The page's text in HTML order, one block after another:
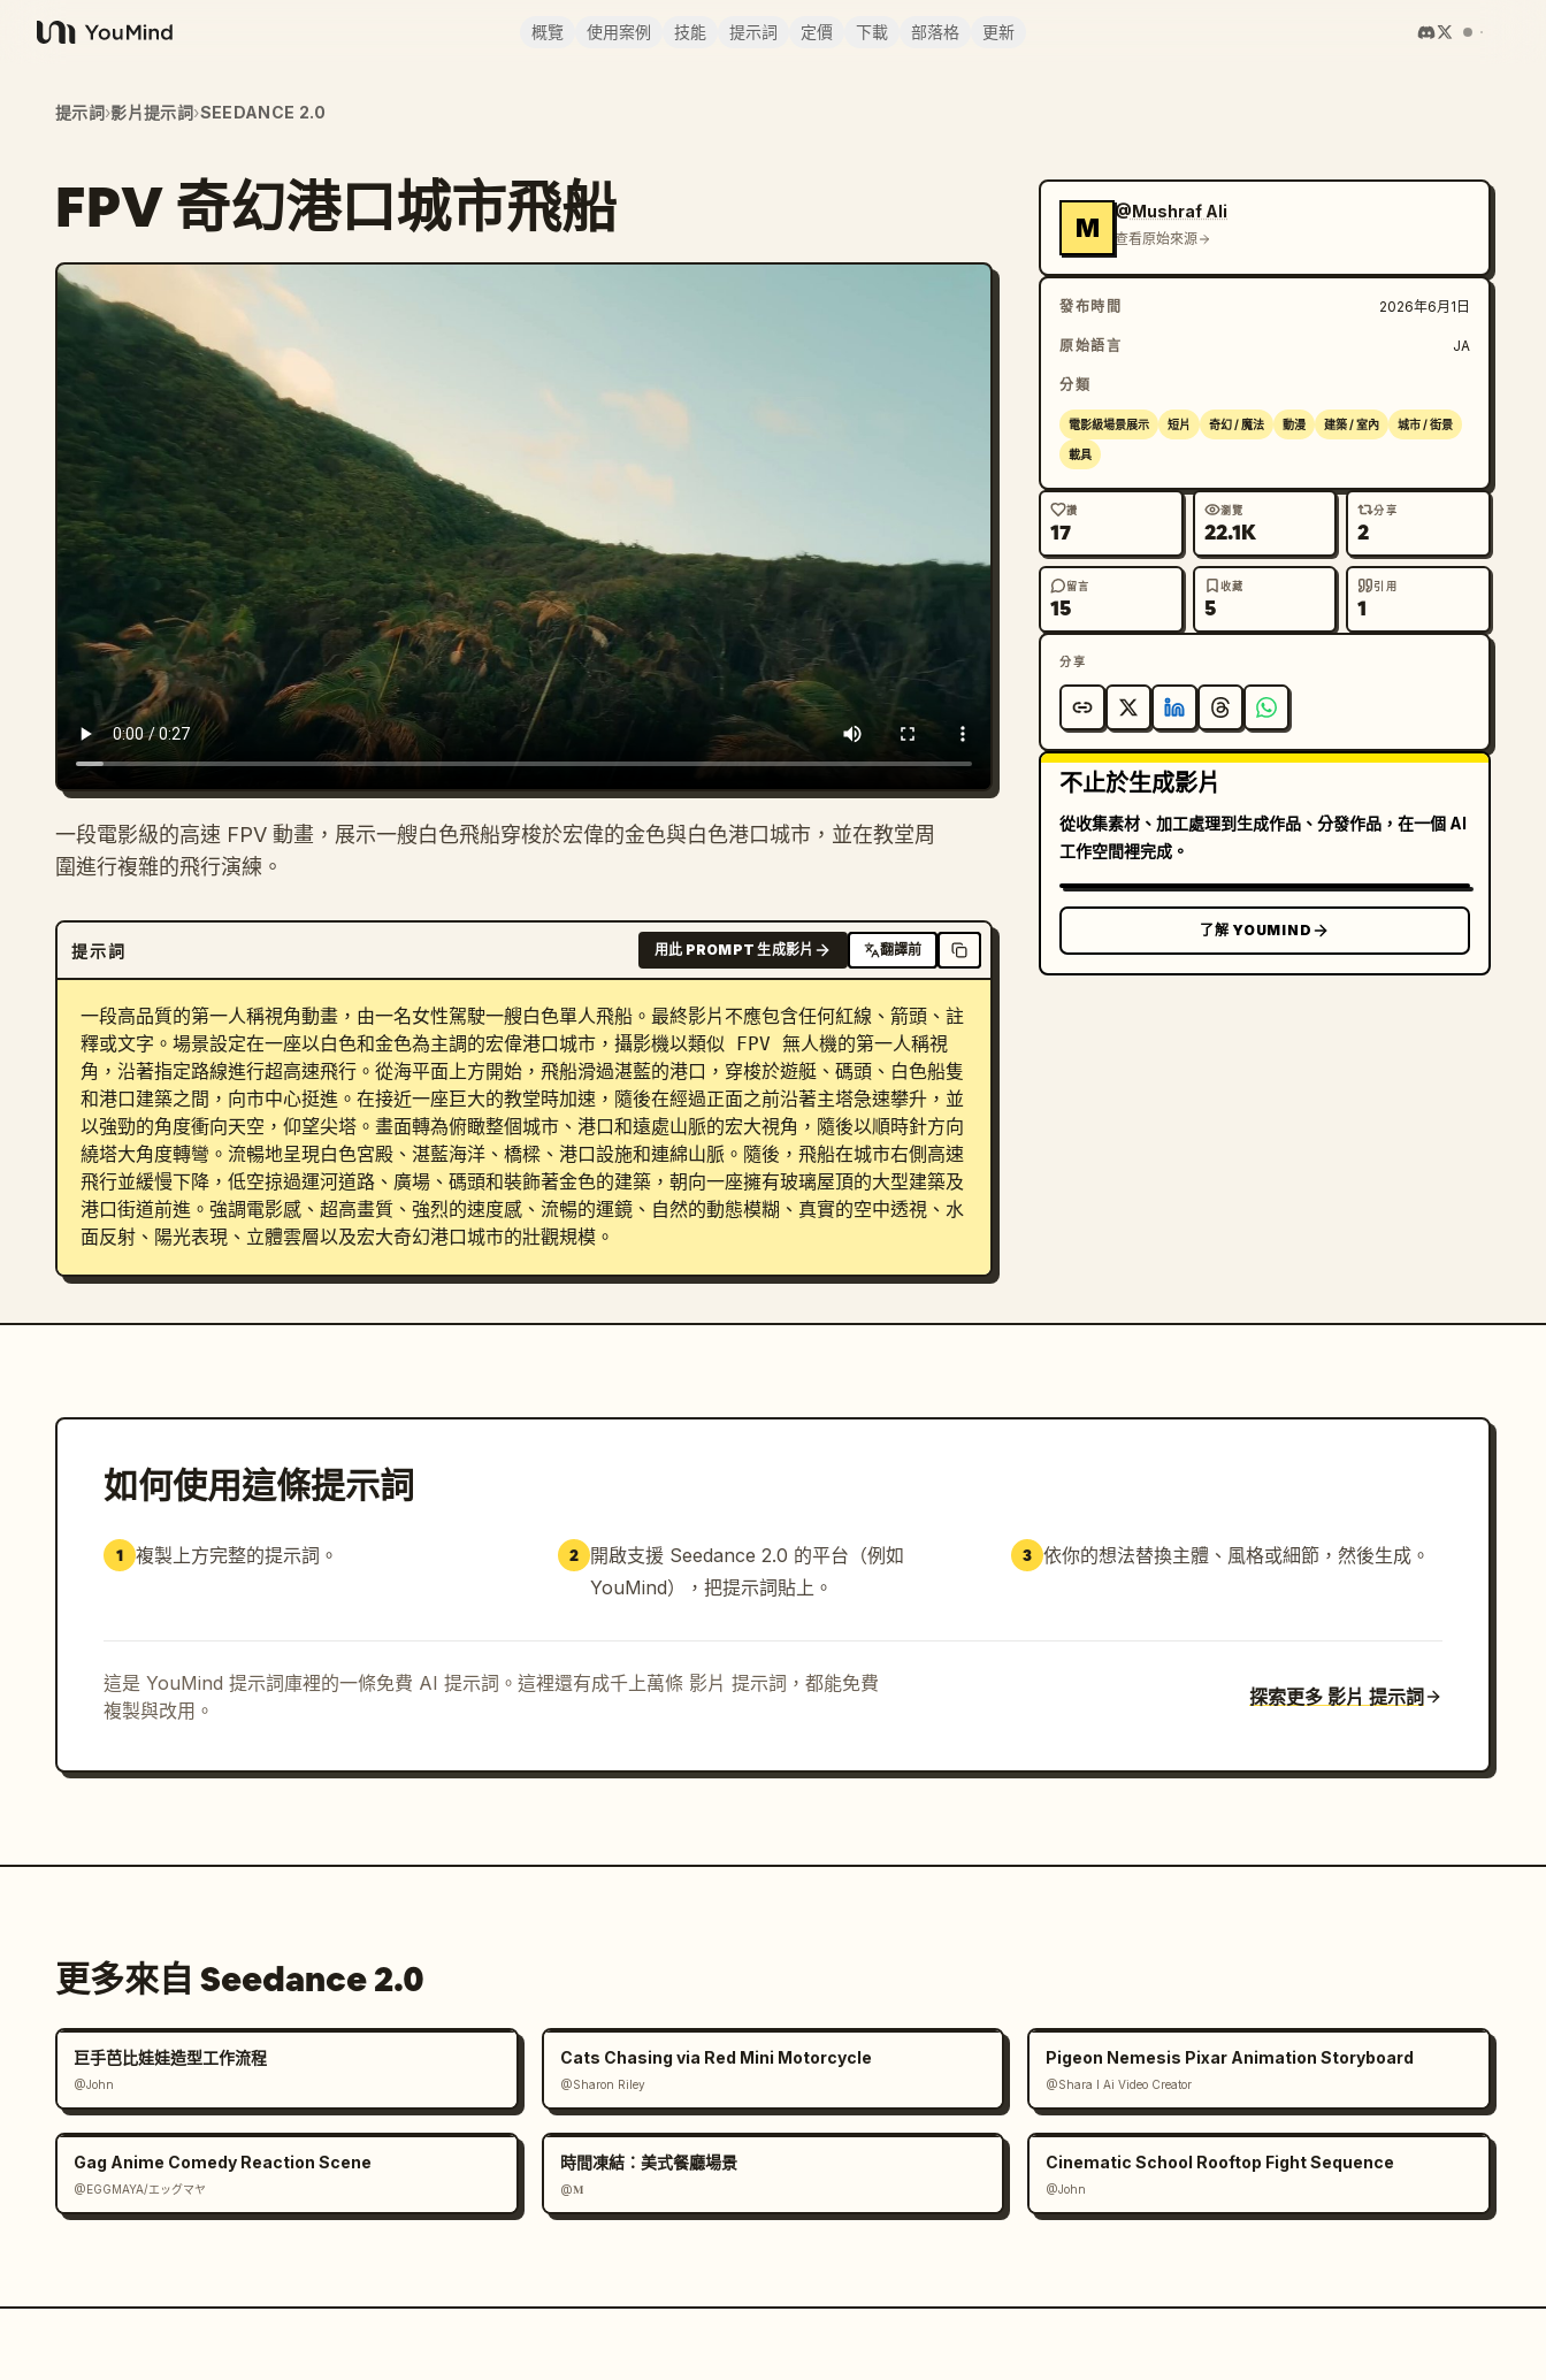
YouMind
概覽 使用案例 技能 提示詞 定價 下載 部落格 更新
提示詞›影片提示詞›SEEDANCE 2.0
FPV 奇幻港口城市飛船
一段電影級的高速 FPV 動畫，展示一艘白色飛船穿梭於宏偉的金色與白色港口城市，並在教堂周
圍進行複雜的飛行演練。
提示詞 用此 PROMPT 生成影片 翻譯前
一段高品質的第一人稱視角動畫，由一名女性駕駛一艘白色單人飛船。最終影片不應包含任何紅線、箭頭、註
釋或文字。場景設定在一座以白色和金色為主調的宏偉港口城市，攝影機以類似 FPV 無人機的第一人稱視
角，沿著指定路線進行超高速飛行。從海平面上方開始，飛船滑過湛藍的港口，穿梭於遊艇、碼頭、白色船隻
和港口建築之間，向市中心挺進。在接近一座巨大的教堂時加速，隨後在經過正面之前沿著主塔急速攀升，並
以強勁的角度衝向天空，仰望尖塔。畫面轉為俯瞰整個城市、港口和遠處山脈的宏大視角，隨後以順時針方向
繞塔大角度轉彎。流暢地呈現白色宮殿、湛藍海洋、橋樑、港口設施和連綿山脈。隨後，飛船在城市右側高速
飛行並緩慢下降，低空掠過運河道路、廣場、碼頭和裝飾著金色的建築，朝向一座擁有玻璃屋頂的大型建築及
港口街道前進。強調電影感、超高畫質、強烈的速度感、流暢的運鏡、自然的動態模糊、真實的空中透視、水
面反射、陽光表現、立體雲層以及宏大奇幻港口城市的壯觀規模。
M
@Mushraf Ali
查看原始來源
發布時間 2026年6月1日
原始語言 JA
分類
電影級場景展示 短片 奇幻 / 魔法 動漫 建築 / 室內 城市 / 街景
載具
讚
17
瀏覽
22.1K
分享
2
留言
15
收藏
5
引用
1
分享
不止於生成影片
從收集素材、加工處理到生成作品、分發作品，在一個 AI
工作空間裡完成。
了解 YOUMIND
如何使用這條提示詞
1 複製上方完整的提示詞。 2 開啟支援 Seedance 2.0 的平台（例如
YouMind），把提示詞貼上。
3 依你的想法替換主體、風格或細節，然後生成。
這是 YouMind 提示詞庫裡的一條免費 AI 提示詞。這裡還有成千上萬條 影片 提示詞，都能免費
複製與改用。
探索更多 影片 提示詞
更多來自 Seedance 2.0
巨手芭比娃娃造型工作流程
@John
Cats Chasing via Red Mini Motorcycle
@Sharon Riley
Pigeon Nemesis Pixar Animation Storyboard
@Shara I Ai Video Creator
Gag Anime Comedy Reaction Scene
@EGGMAYA/エッグマヤ
時間凍結：美式餐廳場景
@𝐌
Cinematic School Rooftop Fight Sequence
@John